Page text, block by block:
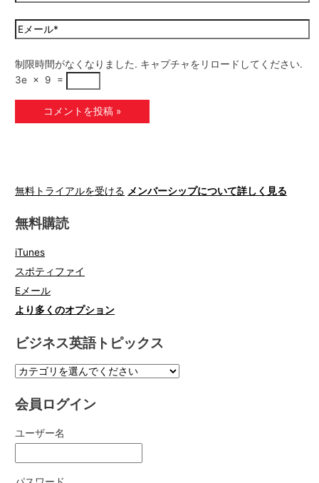
制限時間がなくなりました. キャプチャをリロードしてください.
3e × 9 =
無料トライアルを受ける メンバーシップについて詳しく見る
無料購読
iTunes
スポティファイ
Eメール
より多くのオプション
ビジネス英語トピックス
会員ログイン
ユーザー名